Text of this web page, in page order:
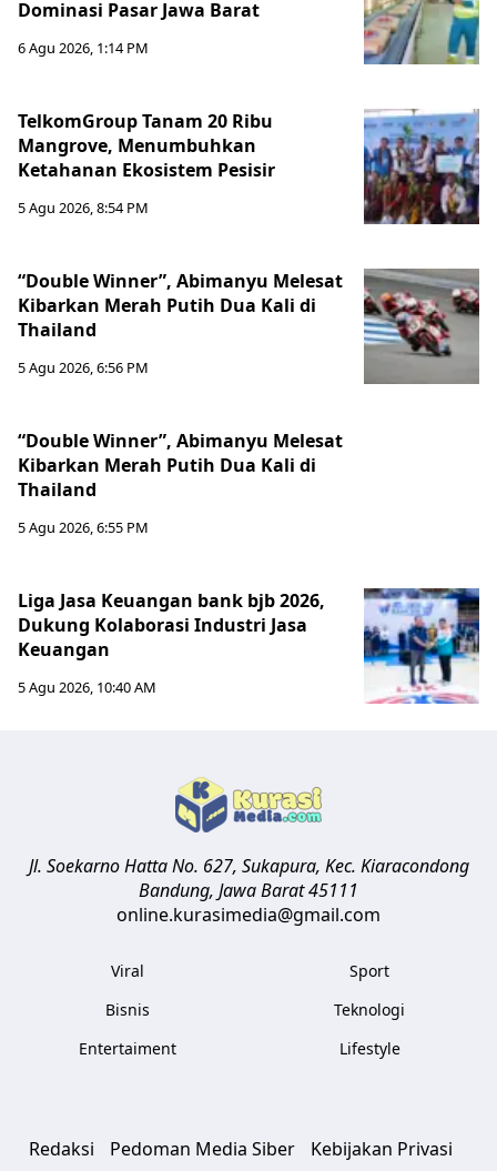
Dominasi Pasar Jawa Barat
6 Agu 2026, 1:14 PM
TelkomGroup Tanam 20 Ribu
Mangrove, Menumbuhkan
Ketahanan Ekosistem Pesisir
5 Agu 2026, 8:54 PM
“Double Winner”, Abimanyu Melesat
Kibarkan Merah Putih Dua Kali di
Thailand
5 Agu 2026, 6:56 PM
“Double Winner”, Abimanyu Melesat
Kibarkan Merah Putih Dua Kali di
Thailand
5 Agu 2026, 6:55 PM
Liga Jasa Keuangan bank bjb 2026,
Dukung Kolaborasi Industri Jasa
Keuangan
5 Agu 2026, 10:40 AM
Jl. Soekarno Hatta No. 627, Sukapura, Kec. Kiaracondong
Bandung, Jawa Barat45111
online.kurasimedia@gmail.com
Viral
Bisnis
Entertaiment
Sport
Teknologi
Lifestyle
Redaksi Pedoman Media Siber Kebijakan Privasi